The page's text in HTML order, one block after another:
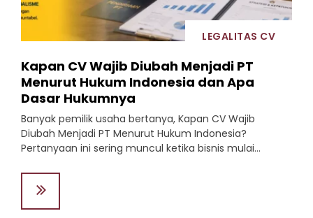
LEGALITAS CV
Kapan CV Wajib Diubah Menjadi PT
Menurut Hukum Indonesia dan Apa
Dasar Hukumnya
Banyak pemilik usaha bertanya, Kapan CV Wajib
Diubah Menjadi PT Menurut Hukum Indonesia?
Pertanyaan ini sering muncul ketika bisnis mulai...